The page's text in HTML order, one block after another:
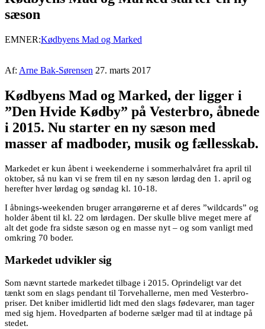
sæson
EMNER:Kødbyens Mad og Marked
Af: Arne Bak-Sørensen 27. marts 2017
Kødbyens Mad og Marked, der ligger i
”Den Hvide Kødby” på Vesterbro, åbnede
i 2015. Nu starter en ny sæson med
masser af madboder, musik og fællesskab.
Markedet er kun åbent i weekenderne i sommerhalvåret fra april til
oktober, så nu kan vi se frem til en ny sæson lørdag den 1. april og
herefter hver lørdag og søndag kl. 10-18.
I åbnings-weekenden bruger arrangørerne et af deres ”wildcards” og
holder åbent til kl. 22 om lørdagen. Der skulle blive meget mere af
alt det gode fra sidste sæson og en masse nyt – og som vanligt med
omkring 70 boder.
Markedet udvikler sig
Som nævnt startede markedet tilbage i 2015. Oprindeligt var det
tænkt som en slags pendant til Torvehallerne, men med Vesterbro-
priser. Det kniber imidlertid lidt med den slags fødevarer, man tager
med sig hjem. Hovedparten af boderne sælger mad til at indtage på
stedet.